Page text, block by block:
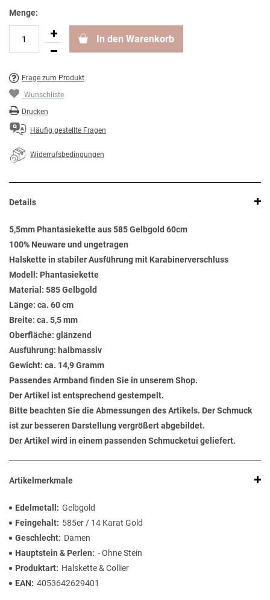
Menge:
In den Warenkorb
Frage zum Produkt
Wunschliste
Drucken
Häufig gestellte Fragen
Widerrufsbedingungen
Details
5,5mm Phantasiekette aus 585 Gelbgold 60cm
100% Neuware und ungetragen
Halskette in stabiler Ausführung mit Karabinerverschluss
Modell: Phantasiekette
Material: 585 Gelbgold
Länge: ca. 60 cm
Breite: ca. 5,5 mm
Oberfläche: glänzend
Ausführung: halbmassiv
Gewicht: ca. 14,9 Gramm
Passendes Armband finden Sie in unserem Shop.
Der Artikel ist entsprechend gestempelt.
Bitte beachten Sie die Abmessungen des Artikels. Der Schmuck
ist zur besseren Darstellung vergrößert abgebildet.
Der Artikel wird in einem passenden Schmucketui geliefert.
Artikelmerkmale
Edelmetall
Gelbgold
Feingehalt
585er / 14 Karat Gold
Geschlecht
Damen
Hauptstein & Perlen
- Ohne Stein
Produktart
Halskette & Collier
EAN
4053642629401